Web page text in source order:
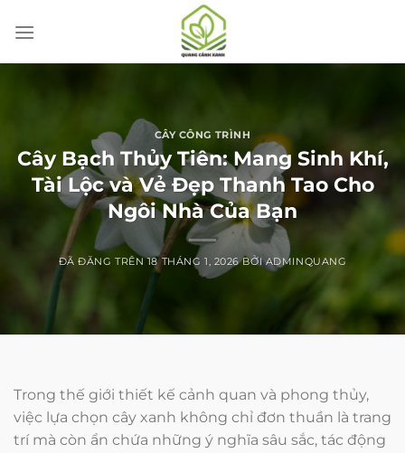
đến
CÂY CÔNG TRÌNH
Cây Bạch Thủy Tiên: Mang Sinh Khí,
Tài Lộc và Vẻ Đẹp Thanh Tao Cho
Ngôi Nhà Của Bạn
ĐÃ ĐĂNG TRÊN18 THÁNG 1, 2026 BỞIADMINQUANG
Trong thế giới thiết kế cảnh quan và phong thủy,
việc lựa chọn cây xanh không chỉ đơn thuần là trang
trí mà còn ẩn chứa những ý nghĩa sâu sắc, tác động